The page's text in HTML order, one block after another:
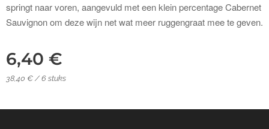
springt naar voren, aangevuld met een klein percentage Cabernet
Sauvignon om deze wijn net wat meer ruggengraat mee te geven.
6,40 €
38,40 € / 6 stuks